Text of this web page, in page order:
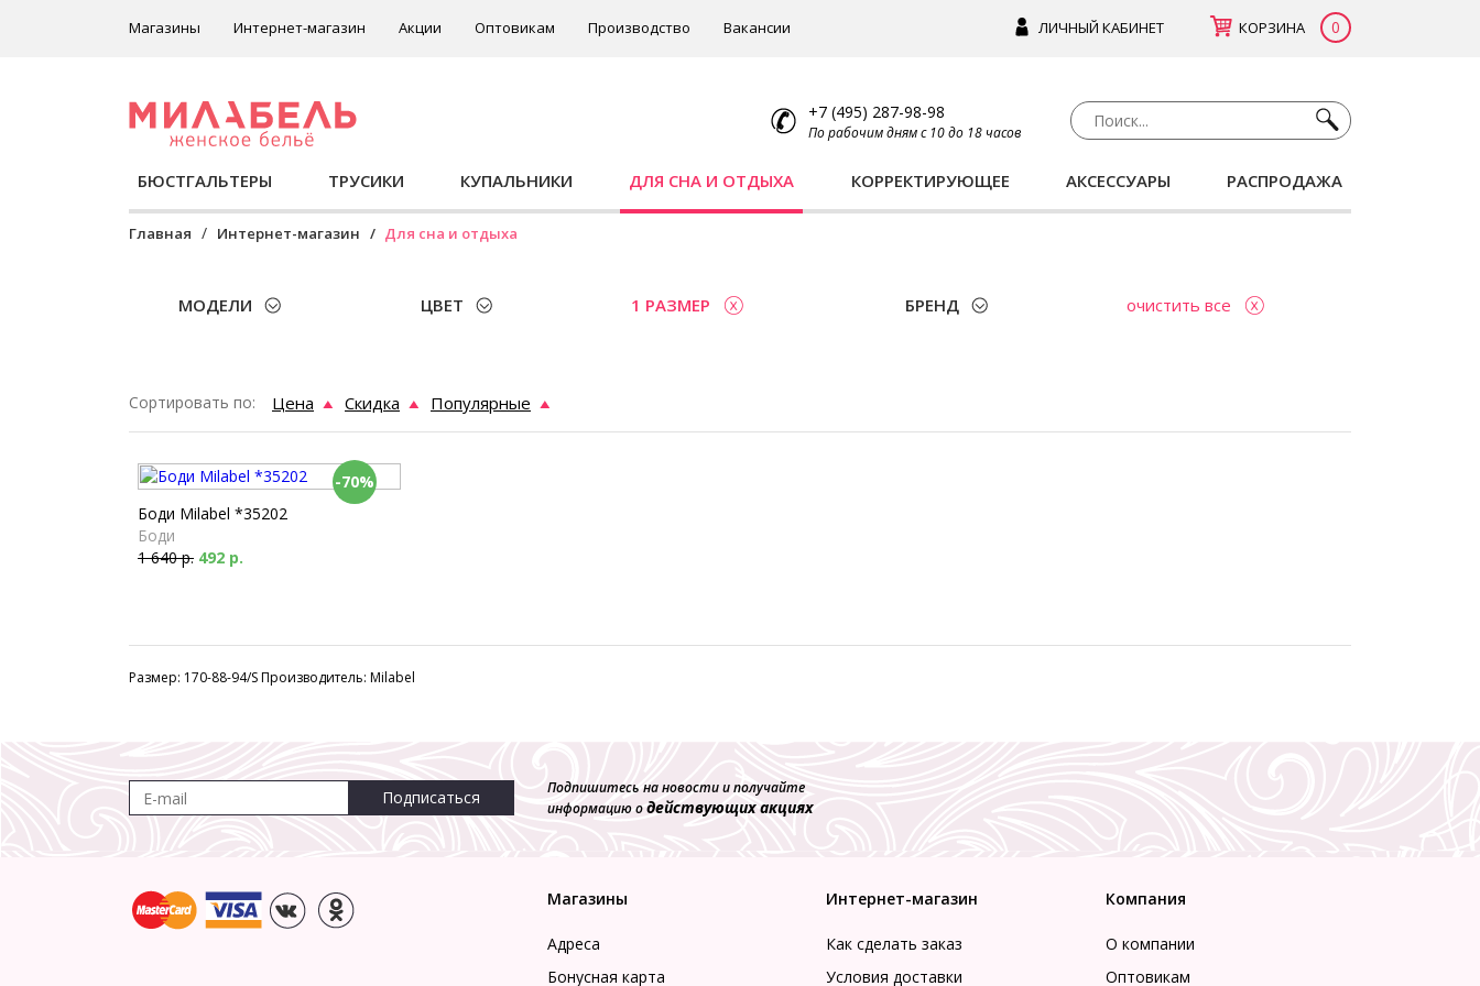
ЛИЧНЫЙ КАБИНЕТ КОРЗИНА 0
Магазины Интернет-магазин Акции Оптовикам Производство Вакансии
+7 (495) 287-98-98
По рабочим дням с 10 до 18 часов
БЮСТГАЛЬТЕРЫ ТРУСИКИ КУПАЛЬНИКИ ДЛЯ СНА И ОТДЫХА КОРРЕКТИРУЮЩЕЕ АКСЕССУАРЫ РАСПРОДАЖА
Главная Интернет-магазин Для сна и отдыха
МОДЕЛИ ЦВЕТ 1 РАЗМЕР БРЕНД очистить все
Сортировать по: Цена Скидка Популярные
-70%
Боди Milabel *35202
Боди
1 640 р. 492 р.
Размер: 170-88-94/S Производитель: Milabel
Подписаться
Подпишитесь на новости и получайте
информацию одействующих акциях
Магазины
Адреса
Бонусная карта
Интернет-магазин
Как сделать заказ
Условия доставки
Компания
О компании
Оптовикам